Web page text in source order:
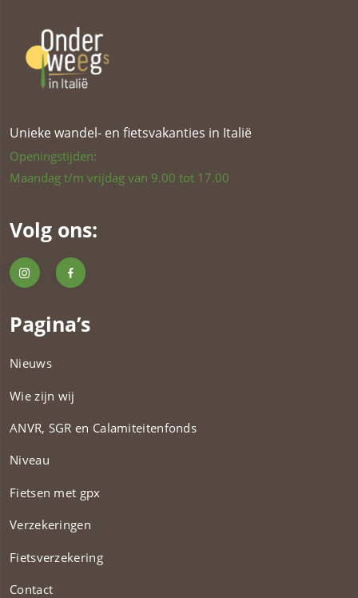
Unieke wandel- en fietsvakanties in Italië
Openingstijden:
Maandag t/m vrijdag van 9.00 tot 17.00
Volg ons:
Pagina’s
Nieuws
Wie zijn wij
ANVR, SGR en Calamiteitenfonds​
Niveau
Fietsen met gpx
Verzekeringen
Fietsverzekering
Contact